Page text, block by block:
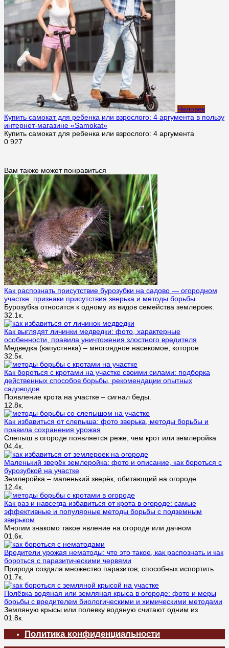
Человек
Купить самокат для ребенка или взрослого: 4 аргумента в пользу
интернет-магазине «Samokat»
Купить самокат для ребенка или взрослого: 4 аргумента
0 927
Вам также может понравиться
Как распознать присутствие бурозубки на садово — огородном
участке: признаки присутствия зверька и методы борьбы
Бурозубка относится к одному из видов семейства землероек.
32.1к.
Как выглядят личинки медведки: фото, характерные
особенности, правила уничтожения злостного вредителя
Медведка (капустянка) – многоядное насекомое, которое
32.5к.
Как бороться с кротами на участке своими силами: подборка
действенных способов борьбы, рекомендации опытных
садоводов
Появление крота на участке – сигнал беды.
1 2.8к.
Как избавиться от слепыша: фото зверька, методы борьбы и
правила сохранения урожая
Слепыш в огороде появляется реже, чем крот или землеройка
04.4к.
Маленький зверёк землеройка: фото и описание, как бороться с
бурозубкой на участке
Землеройка – маленький зверёк, обитающий на огороде
1 2.4к.
Как раз и навсегда избавиться от крота в огороде: самые
эффективные и популярные методы борьбы с подземным
зверьком
Многим знакомо такое явление на огороде или дачном
01.6к.
Вредители урожая нематоды: что это такое, как распознать и как
бороться с паразитическими червями
Природа создала множество паразитов, способных испортить
01.7к.
Полёвка водяная или земляная крыса в огороде: фото и меры
борьбы с вредителем биологическими и химическими методами
Земляную крысы или полевку водяную считают одним из
01.8к.
Политика конфиденциальности